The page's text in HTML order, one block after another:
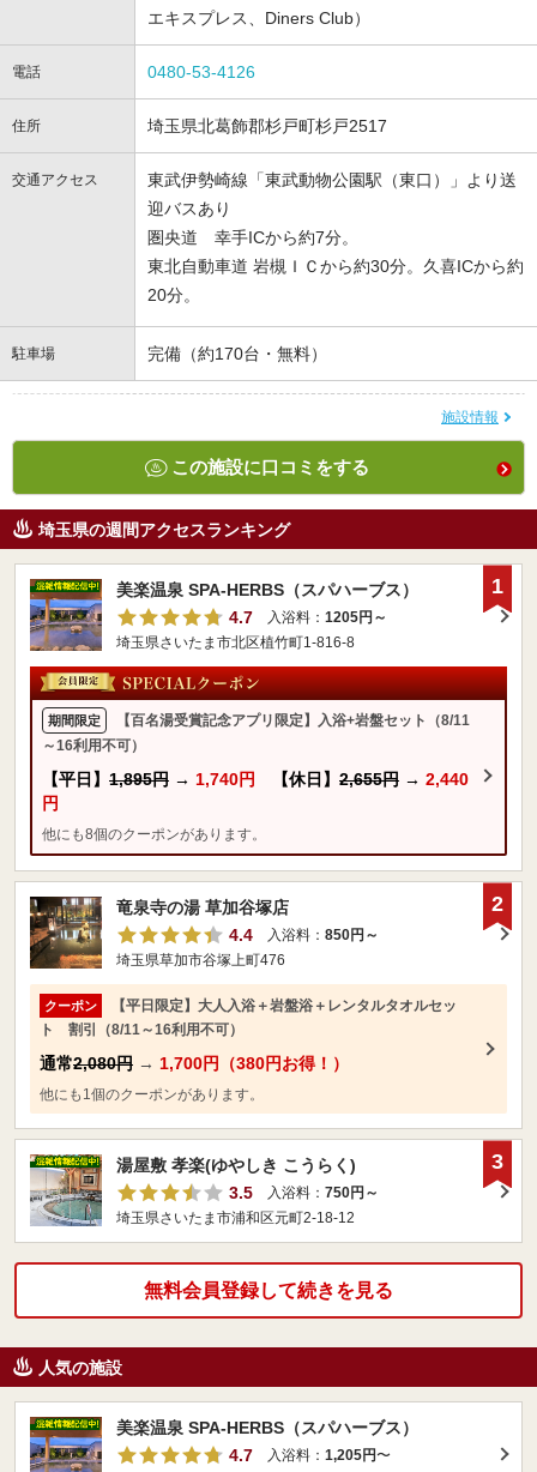
エキスプレス、Diners Club）
電話 0480-53-4126
住所 埼玉県北葛飾郡杉戸町杉戸2517
交通アクセス
東武伊勢崎線「東武動物公園駅（東口）」より送
迎バスあり
圏央道 幸手ICから約7分。
東北自動車道 岩槻ＩＣから約30分。久喜ICから約
20分。
駐車場 完備（約170台・無料）
施設情報
この施設に口コミをする
埼玉県の週間アクセスランキング
美楽温泉 SPA-HERBS（スパハーブス）
4.7
入浴料： 1205円～
埼玉県さいたま市北区植竹町1-816-8
期間限定
【百名湯受賞記念アプリ限定】入浴+岩盤セット（8/11
～16利用不可）
【平日】 1,895円 → 1,740円 【休日】 2,655円 → 2,440
円
他にも8個のクーポンがあります。
1
竜泉寺の湯 草加谷塚店
4.4
入浴料： 850円～
埼玉県草加市谷塚上町476
クーポン
【平日限定】大人入浴＋岩盤浴＋レンタルタオルセッ
ト 割引（8/11～16利用不可）
通常2,080円 → 1,700円（380円お得！）
他にも1個のクーポンがあります。
2
湯屋敷 孝楽(ゆやしき こうらく)
3.5
入浴料： 750円～
埼玉県さいたま市浦和区元町2-18-12
3
無料会員登録して続きを見る
人気の施設
美楽温泉 SPA-HERBS（スパハーブス）
4.7
入浴料： 1,205円〜